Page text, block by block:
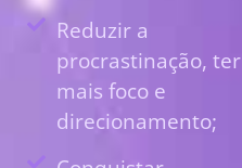
Reduzir a
procrastinação, ter
mais foco e
direcionamento;